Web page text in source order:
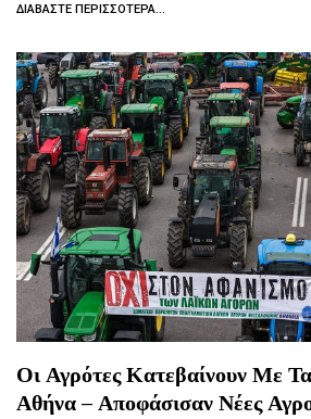
ΔΙΑΒΆΣΤΕ ΠΕΡΙΣΣΌΤΕΡΑ...
Οι Αγρότες Κατεβαίνουν Με
Αθήνα – Αποφάσισαν Νέες